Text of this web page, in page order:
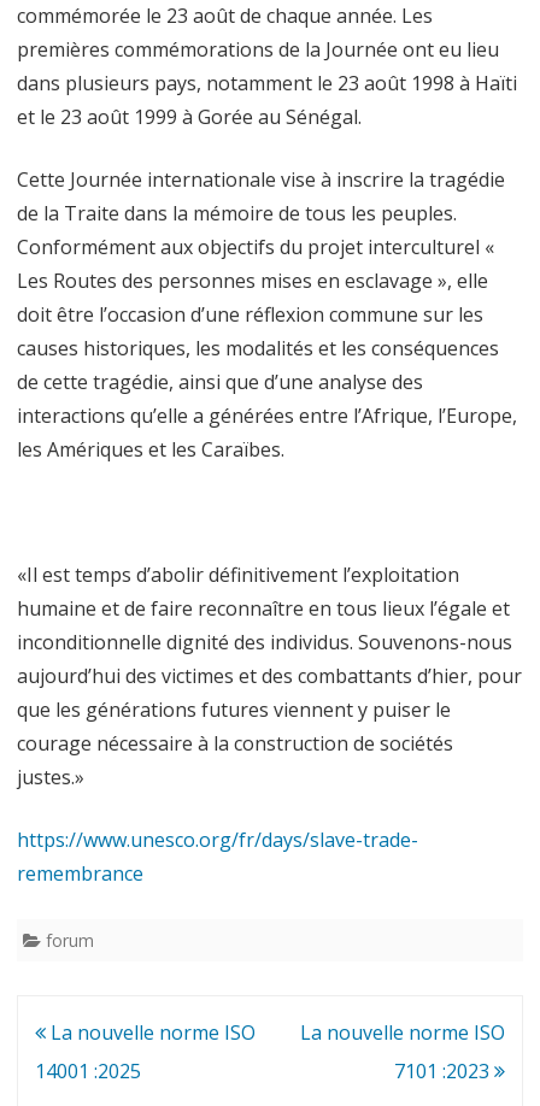
abolition.
commémorée le 23 août de chaque année. Les
premières commémorations de la Journée ont eu lieu
dans plusieurs pays, notamment le 23 août 1998 à Haïti
et le 23 août 1999 à Gorée au Sénégal.
Cette Journée internationale vise à inscrire la tragédie
de la Traite dans la mémoire de tous les peuples.
Conformément aux objectifs du projet interculturel «
Les Routes des personnes mises en esclavage », elle
doit être l’occasion d’une réflexion commune sur les
causes historiques, les modalités et les conséquences
de cette tragédie, ainsi que d’une analyse des
interactions qu’elle a générées entre l’Afrique, l’Europe,
les Amériques et les Caraïbes.
«Il est temps d’abolir définitivement l’exploitation
humaine et de faire reconnaître en tous lieux l’égale et
inconditionnelle dignité des individus. Souvenons-nous
aujourd’hui des victimes et des combattants d’hier, pour
que les générations futures viennent y puiser le
courage nécessaire à la construction de sociétés
justes.»
https://www.unesco.org/fr/days/slave-trade-
remembrance
forum
Navigation
de
La nouvelle norme ISO
14001 :2025
La nouvelle norme ISO
7101 :2023